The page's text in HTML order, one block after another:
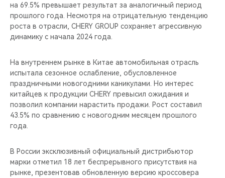
на 69.5% превышает результат за аналогичный период
прошлого года. Несмотря на отрицательную тенденцию
роста в отрасли, CHERY GROUP сохраняет агрессивную
динамику с начала 2024 года.
На внутреннем рынке в Китае автомобильная отрасль
испытала сезонное ослабление, обусловленное
праздничными новогодними каникулами. Но интерес
китайцев к продукции CHERY превысил ожидания и
позволил компании нарастить продажи. Рост составил
43.5% по сравнению с новогодним месяцем прошлого
года.
В России эксклюзивный официальный дистрибьютор
марки отметил 18 лет беспрерывного присутствия на
рынке, презентовав обновленную версию кроссовера